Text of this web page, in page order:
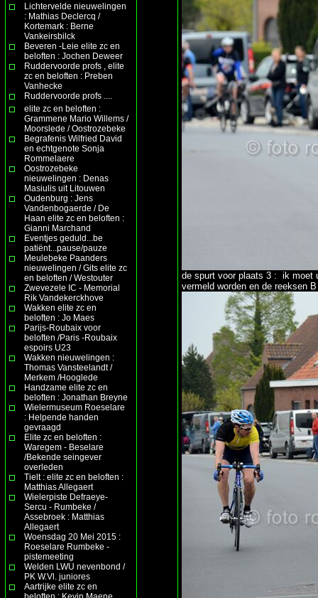
Lichtervelde nieuwelingen
: Mathias Declercq /
Kortemark : Berne
Vankeirsbilck
Beveren -Leie elite zc en
beloften : Jochen Deweer
Ruddervoorde profs , elite
zc en beloften : Preben
Vanhecke
Ruddervoorde profs ....
elite zc en beloften :
Grammene Mario Willems /
Moorslede / Oostrozebeke
Begrafenis Wilfried David
en echtgenote Sonja
Rommelaere
Oostrozebeke
nieuwelingen : Denas
Masiulis uit Litouwen
Oudenburg : Jens
Vandenbogaerde / De
Haan elite zc en beloften :
Gianni Marchand
Eventjes geduld...be
patiënt...pause/pauze
Meulebeke Paanders
nieuwelingen / Gits elite zc
en beloften / Westouter
Zwevezele IC - Memorial
Rik Vandekerckhove
Wakken elite zc en
beloften : Jo Maes
Parijs-Roubaix voor
beloften /Paris -Roubaix
espoirs U23
Wakken nieuwelingen :
Thomas Vansteelandt /
Merkem /Hooglede
Handzame elite zc en
beloften : Jonathan Breyne
Wielermuseum Roeselare
: Helpende handen
gevraagd
Elite zc en beloften :
Waregem - Beselare
/Bekende seingever
overleden
Tielt : elite zc en beloften :
Matthias Allegaert
Wielerpiste Defraeye-
Sercu - Rumbeke /
Assebroek : Matthias
Allegaert
Woensdag 20 Mei 2015 :
Roeselare Rumbeke -
pistemeeting
Welden LWU nevenbond /
PK W.Vl. juniores
Aartrijke elite zc en
de spurt voor plaats 3 : ik moet
vermeld worden en de reeksen